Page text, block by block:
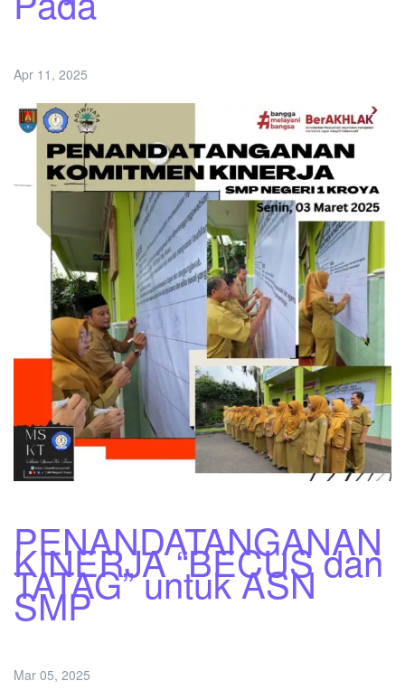
Apr 11, 2025
PENANDATANGANAN
KINERJA “BECUS dan
TATAG” untuk ASN
SMP
Mar 05, 2025